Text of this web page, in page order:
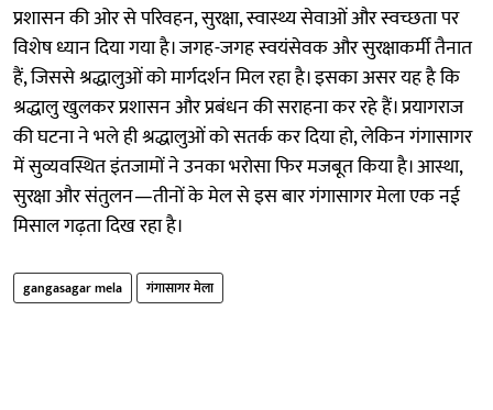
प्रशासन की ओर से परिवहन, सुरक्षा, स्वास्थ्य सेवाओं और स्वच्छता पर
विशेष ध्यान दिया गया है। जगह-जगह स्वयंसेवक और सुरक्षाकर्मी तैनात
हैं, जिससे श्रद्धालुओं को मार्गदर्शन मिल रहा है। इसका असर यह है कि
श्रद्धालु खुलकर प्रशासन और प्रबंधन की सराहना कर रहे हैं। प्रयागराज
की घटना ने भले ही श्रद्धालुओं को सतर्क कर दिया हो, लेकिन गंगासागर
में सुव्यवस्थित इंतजामों ने उनका भरोसा फिर मजबूत किया है। आस्था,
सुरक्षा और संतुलन—तीनों के मेल से इस बार गंगासागर मेला एक नई
मिसाल गढ़ता दिख रहा है।
gangasagar mela गंगासागर मेला